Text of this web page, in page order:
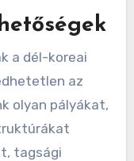
a dél-koreai
az
olyan pályákat,
tagsági